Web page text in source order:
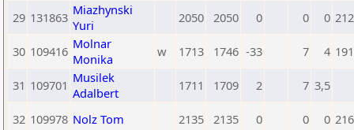
29 131863 Miazhynski
Yuri
2050 2050 0 0 0
30 109416 Molnar
Monika
w 1713 1746 -33 7 4
31 109701 Musilek
Adalbert
1711 1709 2 7 3,5
32 109978 Nolz Tom 2135 2135 0 0 0